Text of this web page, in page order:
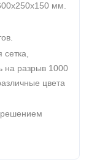
мм.
на разрыв 1000
цвета
решением